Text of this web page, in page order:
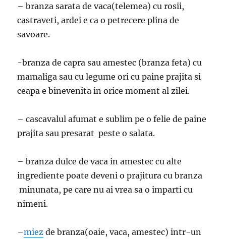
– branza sarata de vaca(telemea) cu rosii,
castraveti, ardei e ca o petrecere plina de
savoare.
-branza de capra sau amestec (branza feta) cu
mamaliga sau cu legume ori cu paine prajita si
ceapa e binevenita in orice moment al zilei.
– cascavalul afumat e sublim pe o felie de paine
prajita sau presarat peste o salata.
– branza dulce de vaca in amestec cu alte
ingrediente poate deveni o prajitura cu branza
minunata, pe care nu ai vrea sa o imparti cu
nimeni.
–miez de branza(oaie, vaca, amestec) intr-un